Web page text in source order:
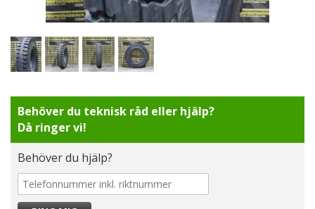
Behöver du teknisk råd eller hjälp?
Då ringer vi!
Behöver du hjälp?